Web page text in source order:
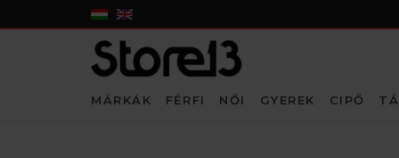
MÁRKÁK FÉRFI NŐI GYEREK CIPŐ